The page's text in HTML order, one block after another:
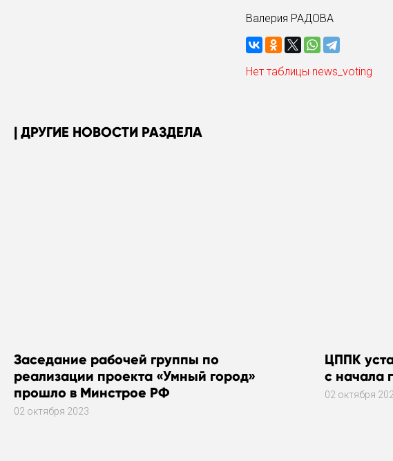
Валерия РАДОВА
Нет таблицы news_voting
ДРУГИЕ НОВОСТИ РАЗДЕЛА
Заседание рабочей группы по
реализации проекта «Умный город»
прошло в Минстрое РФ
02 октября 2023
ЦППК
с начала
02 октября